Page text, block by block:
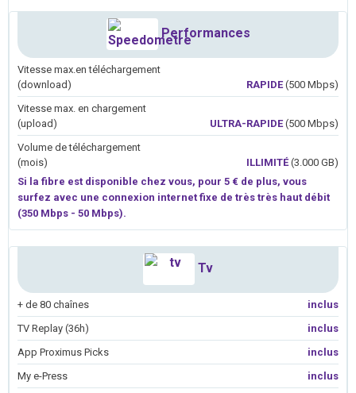
Performances
Vitesse max.en téléchargement
(download)
RAPIDE(500 Mbps)
Vitesse max. en chargement
(upload)
ULTRA-RAPIDE(500 Mbps)
Volume de téléchargement
(mois)
ILLIMITÉ(3.000 GB)
Si la fibre est disponible chez vous, pour 5 € de plus, vous
surfez avec une connexion internet fixe de très très haut débit
(350 Mbps - 50 Mbps).
Tv
+ de 80 chaînes
inclus
TV Replay (36h)
inclus
App Proximus Picks
inclus
My e-Press
inclus